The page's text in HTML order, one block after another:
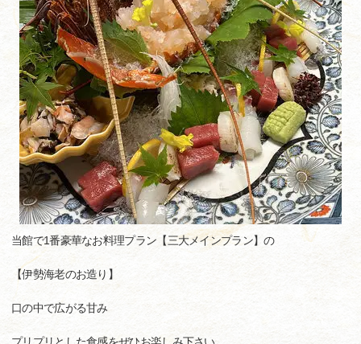
当館で1番豪華なお料理プラン【三大メインプラン】の
【伊勢海老のお造り】
口の中で広がる甘み